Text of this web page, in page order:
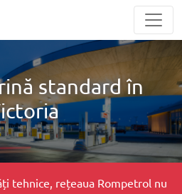
standard în
tehnice, rețeaua Rompetrol nu